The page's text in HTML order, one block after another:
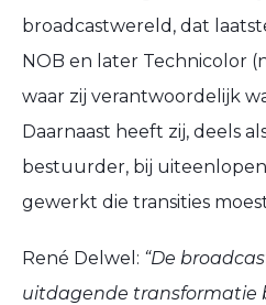
broadcastwereld, dat
NOB en later Technicolor
waar zij verantwoordelijk
Daarnaast heeft zij, deels
bestuurder, bij
gewerkt die transities
René Delwel: “De
uitdagende transformatie